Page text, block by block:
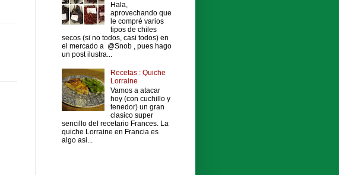
Hala,
aprovechando que
le compré varios
tipos de chiles
secos (si no todos, casi todos) en
el mercado a @Snob , pues hago
un post ilustra...
Recetas : Quiche
Lorraine
Vamos a atacar
hoy (con cuchillo y
tenedor) un gran
clasico super
sencillo del recetario Frances. La
quiche Lorraine en Francia es
algo asi...